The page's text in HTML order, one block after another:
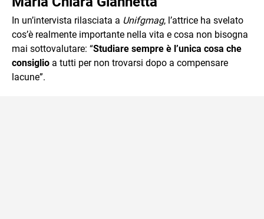
In un’intervista rilasciata a Unifgmag, l’attrice ha svelato
cos’è realmente importante nella vita e cosa non bisogna
mai sottovalutare: “Studiare sempre è l’unica cosa che
consiglio a tutti per non trovarsi dopo a compensare
lacune”.